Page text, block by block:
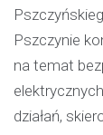
Pszczynie
na temat
działań,